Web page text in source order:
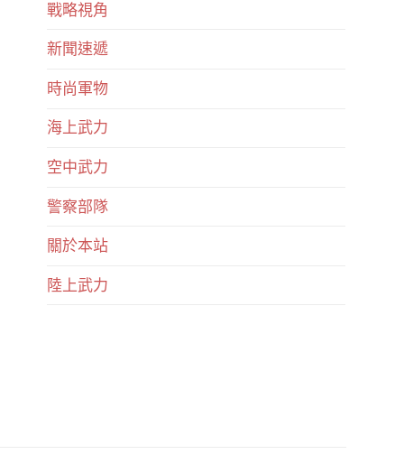
戰略視角
新聞速遞
時尚軍物
海上武力
空中武力
警察部隊
關於本站
陸上武力